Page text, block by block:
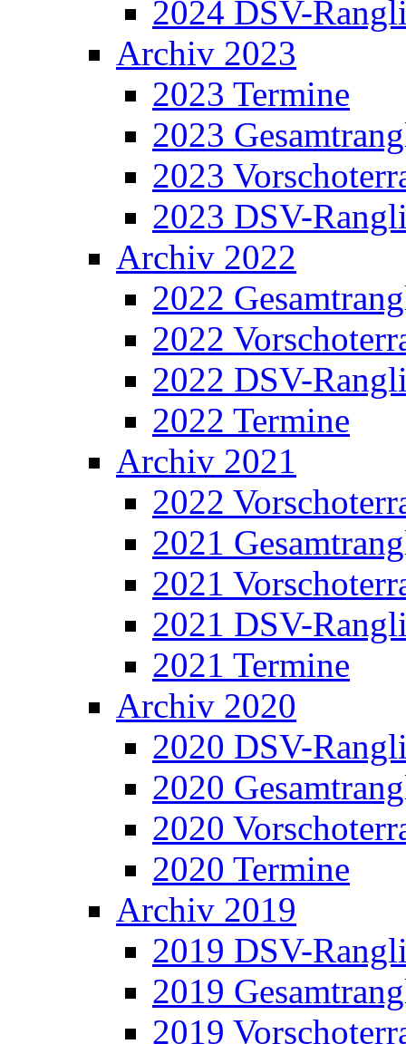
2024 DSV-
Archiv 2023
2023 Termine
2023
2023
2023 DSV-
Archiv 2022
2022
2022
2022 DSV-
2022 Termine
Archiv 2021
2022
2021
2021
2021 DSV-
2021 Termine
Archiv 2020
2020 DSV-
2020
2020
2020 Termine
Archiv 2019
2019 DSV-
2019
2019